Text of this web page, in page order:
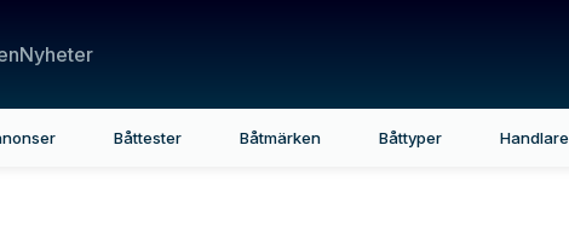
Nyheter
Båttester Båtmärken Båttyper Handlare